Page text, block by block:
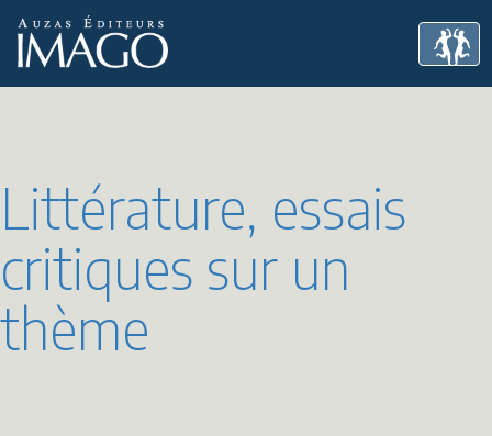
Littérature, essais
critiques sur un
thème